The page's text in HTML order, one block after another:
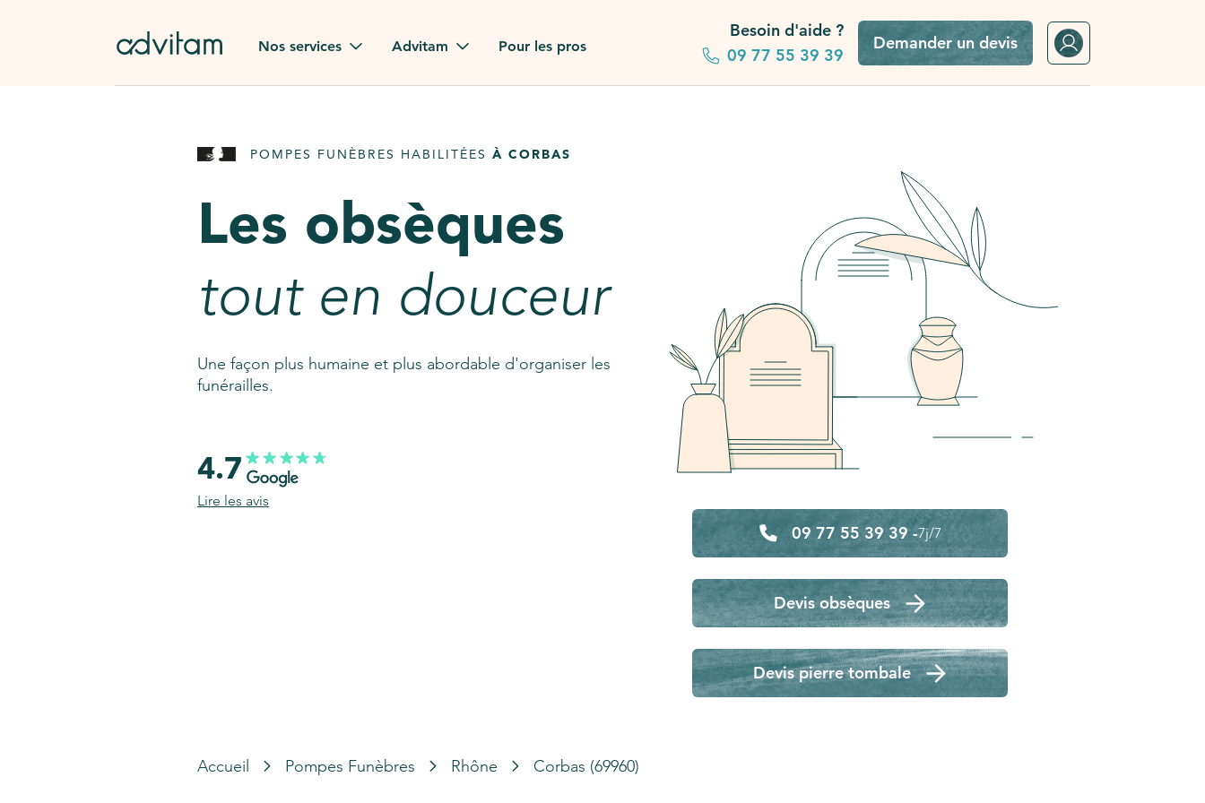
Nos services
Rapatriement à
Pierre tombale
AssistGPT
Nos services en plus
Advitam
Advitam dans la presse
Consultez notre FAQ
Pour les pros
Besoin d'aide ?
09 77 55 39 39
Demander un devis
POMPES FUNÈBRES HABILITÉES À CORBAS
Les obsèques
tout en douceur
Une façon plus humaine et plus abordable d'organiser les
funérailles.
09 77 55 39 39 -7j/7
Devis obsèques
Devis pierre tombale
4.7
Lire les avis
Accueil Pompes Funèbres Rhône Corbas (69960)